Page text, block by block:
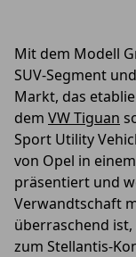
Mit dem Modell
SUV-Segment
Markt, das
dem VW Tiguan
Sport Utility
von Opel in
präsentiert und
Verwandtschaft
überraschend
zum Stellantis-